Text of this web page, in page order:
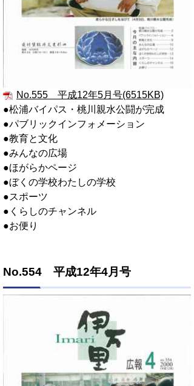
No.555 平成12年5月号(6515KB)
●松浦バイパス・桃川親水公闘が完成
●パブリックインフォメーション
●教育と文化
●みんなの広場
●ほがらかページ
●ぼくの学校わたしの学校
●スポーツ
●くらしのチャンネル
●お便り
No.554 平成12年4月号